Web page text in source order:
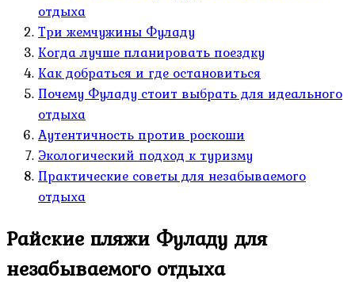
отдыха
Три жемчужины Фуладу
Когда лучше планировать поездку
Как добраться и где остановиться
Почему Фуладу стоит выбрать для идеального
отдыха
Аутентичность против роскоши
Экологический подход к туризму
Практические советы для незабываемого
отдыха
Райские пляжи Фуладу для
незабываемого отдыха